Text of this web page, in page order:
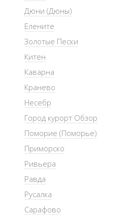
Дюни (Дюны)
Елените
Золотые Пески
Китен
Каварна
Кранево
Несебр
Город курорт Обзор
Поморие (Поморье)
Приморско
Ривьера
Равда
Русалка
Сарафово